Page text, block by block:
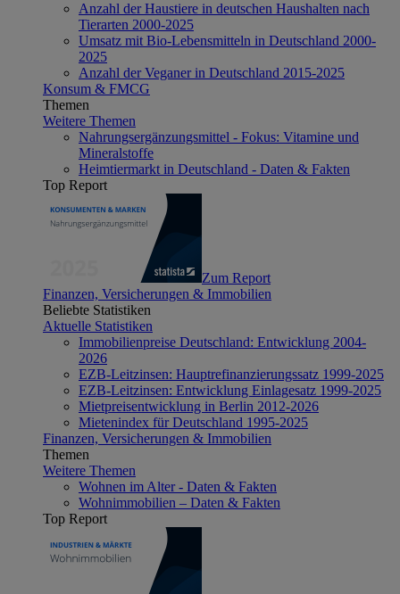
Anzahl der Haustiere in deutschen Haushalten nach
Tierarten 2000-2025
Umsatz mit Bio-Lebensmitteln in Deutschland 2000-
2025
Anzahl der Veganer in Deutschland 2015-2025
Konsum & FMCG
Themen
Weitere Themen
Nahrungsergänzungsmittel - Fokus: Vitamine und
Mineralstoffe
Heimtiermarkt in Deutschland - Daten & Fakten
Top Report
Zum Report
Finanzen, Versicherungen & Immobilien
Beliebte Statistiken
Aktuelle Statistiken
Immobilienpreise Deutschland: Entwicklung 2004-
2026
EZB-Leitzinsen: Hauptrefinanzierungssatz 1999-2025
EZB-Leitzinsen: Entwicklung Einlagesatz 1999-2025
Mietpreisentwicklung in Berlin 2012-2026
Mietenindex für Deutschland 1995-2025
Finanzen, Versicherungen & Immobilien
Themen
Weitere Themen
Wohnen im Alter - Daten & Fakten
Wohnimmobilien – Daten & Fakten
Top Report